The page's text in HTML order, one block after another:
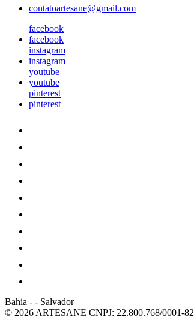
contatoartesane@gmail.com
facebook
facebook
instagram
instagram
youtube
youtube
pinterest
pinterest
Bahia - - Salvador
© 2026 ARTESANE CNPJ: 22.800.768/0001-82